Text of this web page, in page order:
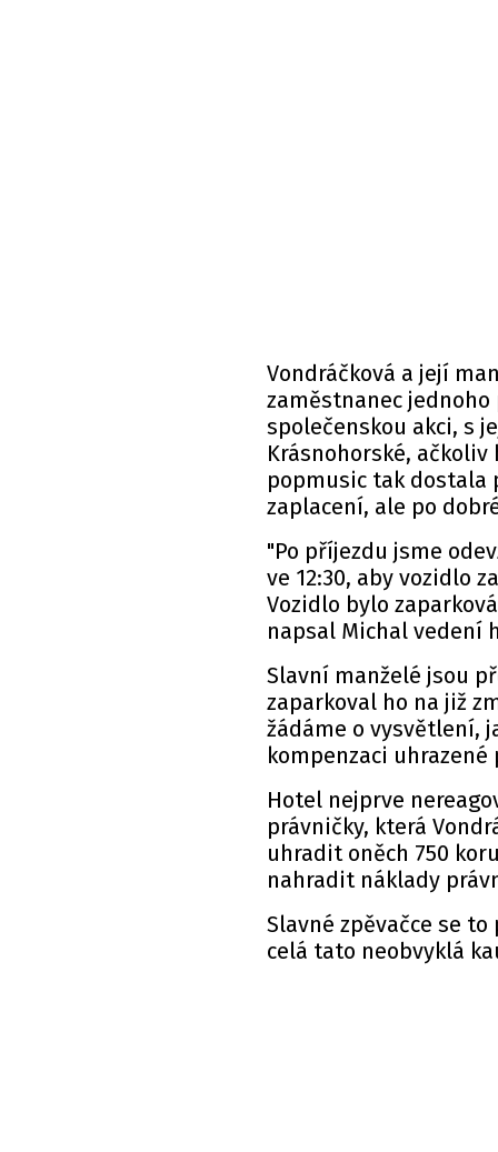
Vondráčková a její
zaměstnanec
společenskou akci, s
Krásnohorské,
popmusic tak dostala
zaplacení, ale po
"Po příjezdu jsme
ve 12:30, aby vozidlo
Vozidlo bylo
napsal Michal vedení
Slavní manželé jsou
zaparkoval ho na již
žádáme o vysvětlení,
kompenzaci
Hotel nejprve
právničky, která
uhradit oněch 750
nahradit náklady
Slavné zpěvačce se
celá tato neobvyklá